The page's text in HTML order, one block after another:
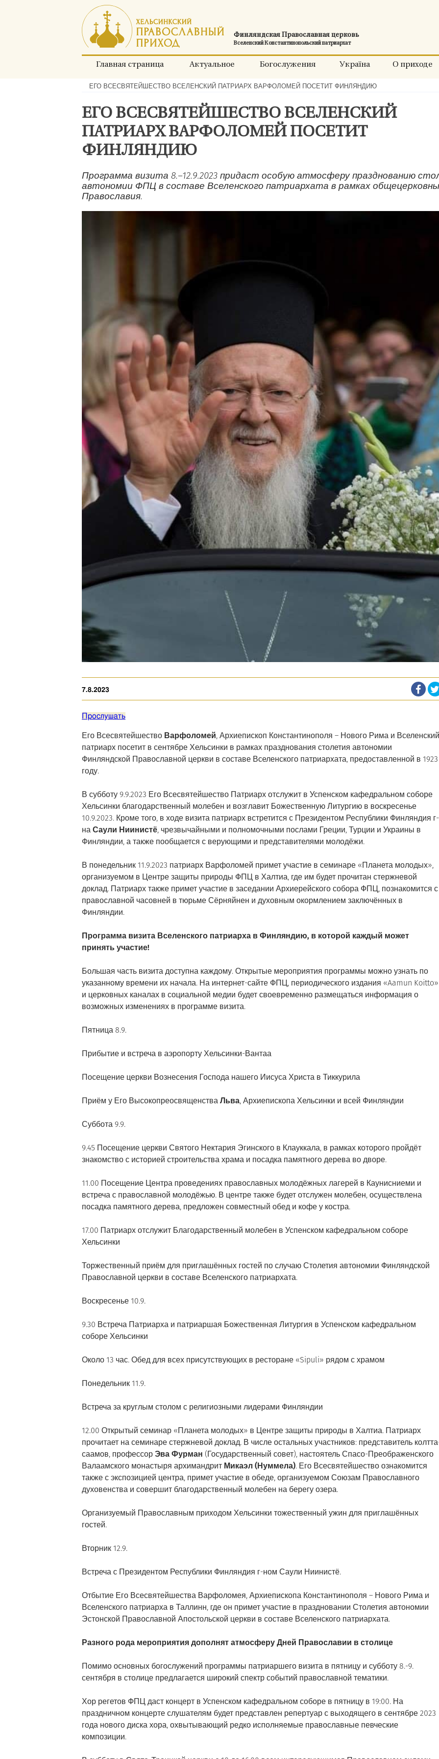
Перейти
к
содержимому
Финляндская Православная церковь
Вселенский Константинопольский патриархат
Главная страница Актуальное Богослужения Україна О приходе
Хлебные
ЕГО ВСЕСВЯТЕЙШЕСТВО ВСЕЛЕНСКИЙ ПАТРИАРХ ВАРФОЛОМЕЙ ПОСЕТИТ ФИНЛЯНДИЮ
ЕГО ВСЕСВЯТЕЙШЕСТВО ВСЕЛЕНСКИЙ
ПАТРИАРХ ВАРФОЛОМЕЙ ПОСЕТИТ
ФИНЛЯНДИЮ
Программа визита 8.–12.9.2023 придаст особую атмосферу празднованию
автономии ФПЦ в составе Вселенского патриархата в рамках
Православия.
7.8.2023
Прослушать
Его Всесвятейшество Варфоломей, Архиепископ Константинополя – Нового Рима и Вселенский
патриарх посетит в сентябре Хельсинки в рамках празднования столетия автономии
Финляндской Православной церкви в составе Вселенского патриархата, предоставленной в 1923
году.
В субботу 9.9.2023 Его Всесвятейшество Патриарх отслужит в Успенском кафедральном соборе
Хельсинки благодарственный молебен и возглавит Божественную Литургию в воскресенье
10.9.2023. Кроме того, в ходе визита патриарх встретится с Президентом Республики Финляндия г-
наСаули Ниинистё, чрезвычайными и полномочными послами Греции, Турции и Украины в
Финляндии, а также пообщается с верующими и представителями молодёжи.
В понедельник 11.9.2023 патриарх Варфоломей примет участие в семинаре «Планета молодых»,
организуемом в Центре защиты природы ФПЦ в Халтиа, где им будет прочитан стержневой
доклад. Патриарх также примет участие в заседании Архиерейского собора ФПЦ, познакомится с
православной часовней в тюрьме Сёрняйнен и духовным окормлением заключённых в
Финляндии.
Программа визита Вселенского патриарха в Финляндию, в которой каждый может
принять участие!
Большая часть визита доступна каждому. Открытые мероприятия программы можно узнать по
указанному времени их начала. На интернет-сайте ФПЦ, периодического издания «Aamun Koitto»
и церковных каналах в социальной медии будет своевременно размещаться информация о
возможных изменениях в программе визита.
Пятница 8.9.
Прибытие и встреча в аэропорту Хельсинки-Вантаа
Посещение церкви Вознесения Господа нашего Иисуса Христа в Тиккурила
Приём у Его ВысокопреосвященстваЛьва, Архиепископа Хельсинки и всей Финляндии
Суббота 9.9.
9.45 Посещение церкви Святого Нектария Эгинского в Клауккала, в рамках которого пройдёт
знакомство с историей строительства храма и посадка памятного дерева во дворе.
11.00 Посещение Центра проведениях православных молодёжных лагерей в Каунисниеми и
встреча с православной молодёжью. В центре также будет отслужен молебен, осуществлена
посадка памятного дерева, предложен совместный обед и кофе у костра.
17.00 Патриарх отслужит Благодарственный молебен в Успенском кафедральном соборе
Хельсинки
Торжественный приём для приглашённых гостей по случаю Столетия автономии Финляндской
Православной церкви в составе Вселенского патриархата.
Воскресенье 10.9.
9.30 Встреча Патриарха и патриаршая Божественная Литургия в Успенском кафедральном
соборе Хельсинки
Около 13 час. Обед для всех присутствующих в ресторане «Sipuli» рядом с храмом
Понедельник 11.9.
Встреча за круглым столом с религиозными лидерами Финляндии
12.00 Открытый семинар «Планета молодых» в Центре защиты природы в Халтиа. Патриарх
прочитает на семинаре стержневой доклад. В числе остальных участников: представитель
саамов, профессорЭва Фурман (Государственный совет), настоятель Спасо-Преображенского
Валаамского монастыря архимандрит Микаэл (Нуммела). Его Всесвятейшество ознакомится
также с экспозицией центра, примет участие в обеде, организуемом Союзам Православного
духовенства и совершит благодарственный молебен на берегу озера.
Организуемый Православным приходом Хельсинки тожественный ужин для приглашённых
гостей.
Вторник 12.9.
Встреча с Президентом Республики Финляндия г-ном Саули Ниинистё.
Отбытие Его Всесвятейшества Варфоломея, Архиепископа Константинополя – Нового Рима и
Вселенского патриарха в Таллинн, где он примет участие в праздновании Столетия автономии
Эстонской Православной Апостольской церкви в составе Вселенского патриархата.
Разного рода мероприятия дополнят атмосферу Дней Православии в столице
Помимо основных богослужений программы патриаршего визита в пятницу и субботу 8.-9.
сентября в столице предлагается широкий спектр событий православной тематики.
Хор регетов ФПЦ даст концерт в Успенском кафедральном соборе в пятницу в 19:00. На
праздничном концерте слушателям будет представлен репертуар с выходящего в сентябре 2023
года нового диска хора, охвытывающий редко исполняемые православные певческие
композиции.